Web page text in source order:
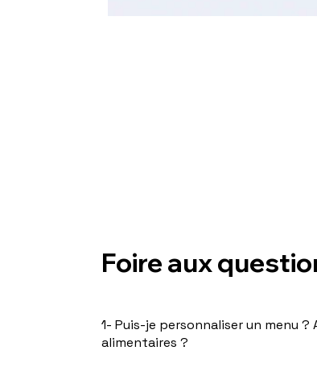
Foire aux
1- Puis-je personnaliser un menu
alimentaires ?